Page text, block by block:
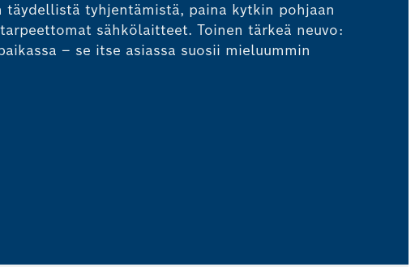
tyhjentämistä, paina kytkin pohjaan
sähkölaitteet. Toinen tärkeä neuvo:
– se itse asiassa suosii mieluummin